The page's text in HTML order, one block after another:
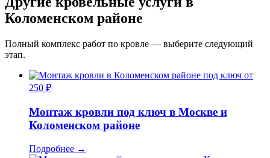
Коломенском районе
Полный комплекс работ по кровле — выберите следующий
этап.
от
250 ₽
Монтаж кровли под ключ в Москве и
Коломенском районе
Подробнее →